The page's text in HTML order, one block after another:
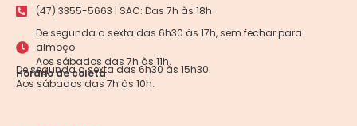
(47) 3355-5663 | SAC: Das 7h às 18h
De segunda a sexta das 6h30 às 17h, sem fechar para
almoço.
Aos sábados das 7h às 11h.
Horário de coleta
De segunda a sexta das 6h30 às 15h30.
Aos sábados das 7h às 10h.